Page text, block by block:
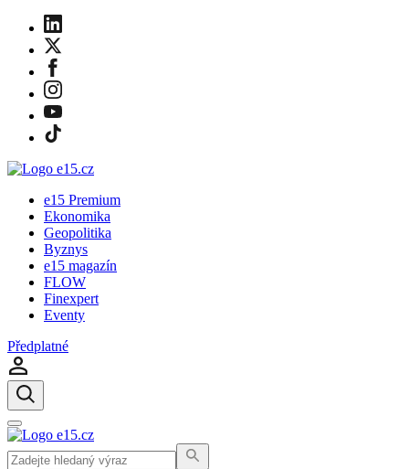
e15 Premium
Ekonomika
Geopolitika
Byznys
e15 magazín
FLOW
Finexpert
Eventy
Předplatné